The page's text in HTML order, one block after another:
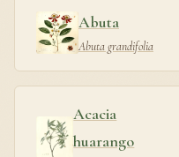
Abuta
Abuta grandifolia
Acacia
huarango